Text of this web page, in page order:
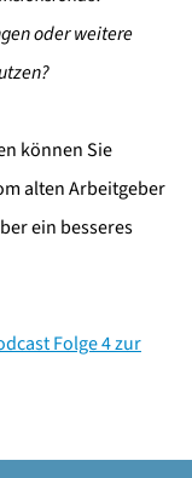
oder weitere
können Sie
alten Arbeitgeber
ein besseres
Folge 4 zur